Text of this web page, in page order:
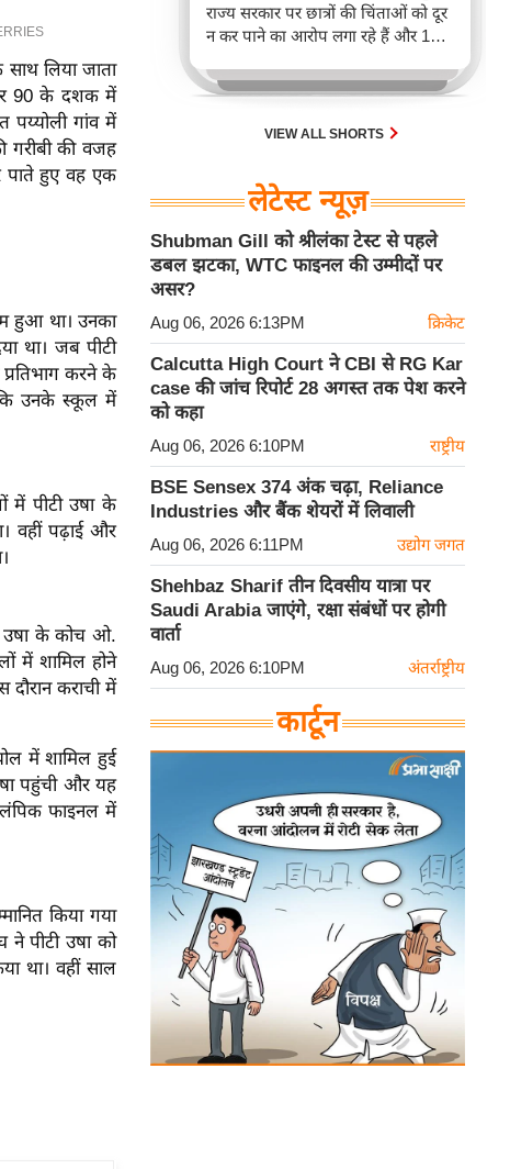
लिया जाता
90 के दशक में
पय्योली गांव में
गरीबी की वजह
पाते हुए वह एक
हुआ था। उनका
था। जब पीटी
करने के
उनके स्कूल में
में पीटी उषा के
वहीं पढ़ाई और
उषा के कोच ओ.
में शामिल होने
दौरान कराची में
में शामिल हुई
पहुंची और यह
फाइनल में
किया गया
ने पीटी उषा को
था। वहीं साल
राज्य सरकार पर छात्रों की चिंताओं को दूर
न कर पाने का आरोप लगा रहे हैं और 14वीं
जांच की मांग कर रहे हैं।
VIEW ALL SHORTS
लेटेस्ट न्यूज़
Shubman Gill को श्रीलंका टेस्ट से पहले
डबल झटका, WTC फाइनल की उम्मीदों पर
असर?
Aug 06, 2026 6:13PM क्रिकेट
Calcutta High Court ने CBI से RG Kar
case की जांच रिपोर्ट 28 अगस्त तक पेश करने
को कहा
Aug 06, 2026 6:10PM राष्ट्रीय
BSE Sensex 374 अंक चढ़ा, Reliance
Industries और बैंक शेयरों में लिवाली
Aug 06, 2026 6:11PM उद्योग जगत
Shehbaz Sharif तीन दिवसीय यात्रा पर
Saudi Arabia जाएंगे, रक्षा संबंधों पर होगी
वार्ता
Aug 06, 2026 6:10PM अंतर्राष्ट्रीय
कार्टून